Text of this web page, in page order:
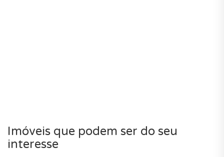
Imóveis que podem ser do seu
interesse